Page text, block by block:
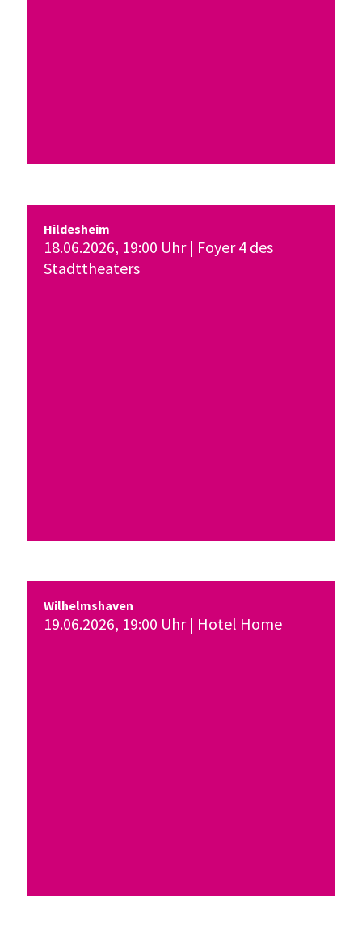
Hildesheim
18.06.2026, 19:00 Uhr | Foyer 4 des
Stadttheaters
Wilhelmshaven
19.06.2026, 19:00 Uhr | Hotel Home